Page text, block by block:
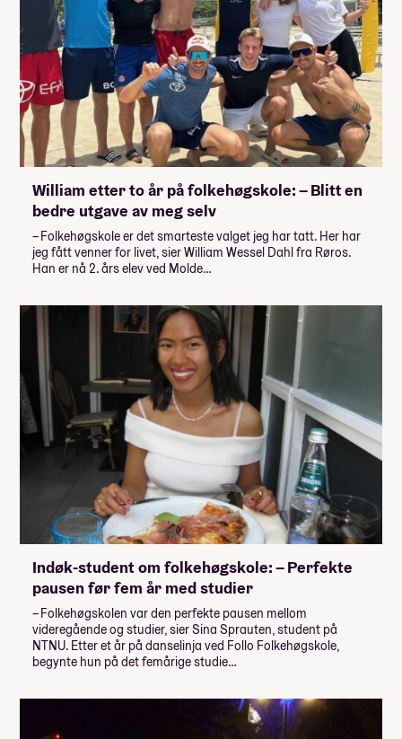
William etter to år på folkehøgskole: – Blitt en
bedre utgave av meg selv
– Folkehøgskole er det smarteste valget jeg har tatt. Her har
jeg fått venner for livet, sier William Wessel Dahl fra Røros.
Han er nå 2. års elev ved Molde…
Indøk-student om folkehøgskole: – Perfekte
pausen før fem år med studier
– Folkehøgskolen var den perfekte pausen mellom
videregående og studier, sier Sina Sprauten, student på
NTNU. Etter et år på danselinja ved Follo Folkehøgskole,
begynte hun på det femårige studie…